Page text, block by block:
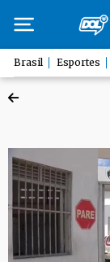
Brasil Esportes